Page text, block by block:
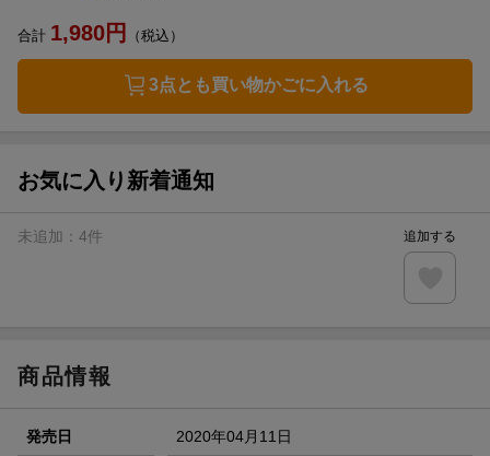
合計 1,980円 （税込）
3点とも買い物かごに入れる
お気に入り新着通知
未追加： 4件 追加する
商品情報
発売日 2020年04月11日